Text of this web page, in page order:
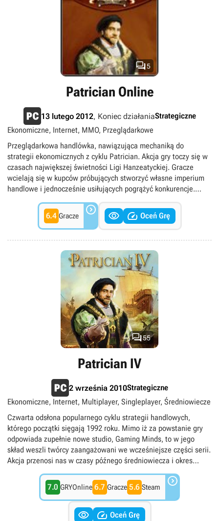
5
Patrician Online
13 lutego 2012, Koniec działaniaStrategiczne
Ekonomiczne, Internet, MMO, Przeglądarkowe
Przeglądarkowa handlówka, nawiązująca mechaniką do
strategii ekonomicznych z cyklu Patrician. Akcja gry toczy się w
czasach największej świetności Ligi Hanzeatyckiej. Gracze
wcielają się w kupców próbujących stworzyć własne imperium
handlowe i jednocześnie usiłujących pogrążyć konkurencje.
6.4 Gracze    Oceń Grę
55
Patrician IV
2 września 2010Strategiczne
Ekonomiczne, Internet, Multiplayer, Singleplayer, Średniowiecze
Czwarta odsłona popularnego cyklu strategii handlowych,
którego początki sięgają 1992 roku. Mimo iż za powstanie gry
odpowiada zupełnie nowe studio, Gaming Minds, to w jego
skład weszli twórcy zaangażowani we wcześniejsze części serii.
Akcja przenosi nas w czasy późnego średniowiecza i okres
świetności Ligi Hanzeatyckiej, kiedy to jako młody kupiec
podejmujemy trud stworzenia największego imperium
handlowego w Europie. Tym razem jednak terenem naszych
działań będą kraje basenu Morza Północnego i Bałtyckiego.
Kontrolując niewielkie miasteczka, postaramy się rozbudować je
7.0 GRYOnline 6.7 Gracze 5.6 Steam 
  Oceń Grę